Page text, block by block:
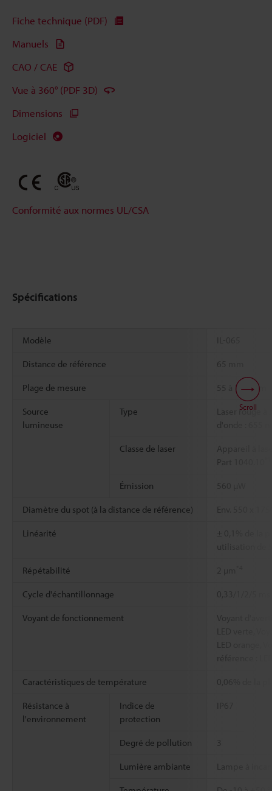
Fiche technique (PDF)
Manuels
CAO / CAE
Vue à 360° (PDF 3D)
Dimensions
Logiciel
Conformité aux normes UL/CSA
Spécifications
Modèle
Distance de référence 65 mm
Plage de mesure 55 à 105 mm
Source
lumineuse
Type
Laser rouge
d'onde : 655
Classe de laser
Appareil à
Part 1040.10
Émission 560 µW
Diamètre du spot (à la distance de référence) Env. 550 x
Linéarité
± 0,1% de la
utilisation de
Répétabilité 2 µm
Cycle d'échantillonnage 0,33/1/2/5
Voyant de fonctionnement
Voyant
référence :
Caractéristiques de température 0,06% de la
Résistance à
l'environnement
Indice de
protection
IP67
Degré de pollution 3
Lumière ambiante
Scroll